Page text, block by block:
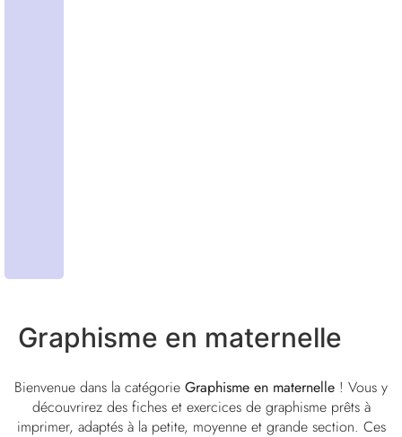
Graphisme en maternelle
Bienvenue dans la catégorie Graphisme en maternelle ! Vous y
découvrirez des fiches et exercices de graphisme prêts à
imprimer, adaptés à la petite, moyenne et grande section. Ces